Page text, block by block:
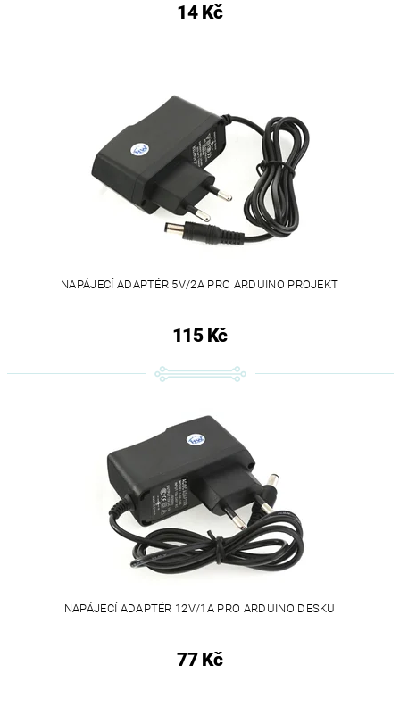
14 Kč
NAPÁJECÍ ADAPTÉR 5V/2A PRO ARDUINO PROJEKT
115 Kč
NAPÁJECÍ ADAPTÉR 12V/1A PRO ARDUINO DESKU
77 Kč